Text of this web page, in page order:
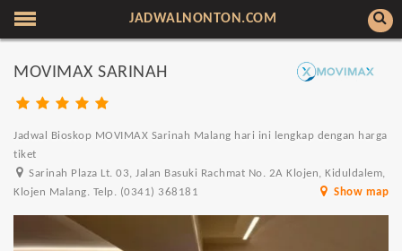
JADWALNONTON.COM
MOVIMAX SARINAH
Jadwal Bioskop MOVIMAX Sarinah Malang hari ini lengkap dengan harga
tiket
Sarinah Plaza Lt. 03, Jalan Basuki Rachmat No. 2A Klojen, Kiduldalem,
Klojen Malang. Telp. (0341) 368181
Show map